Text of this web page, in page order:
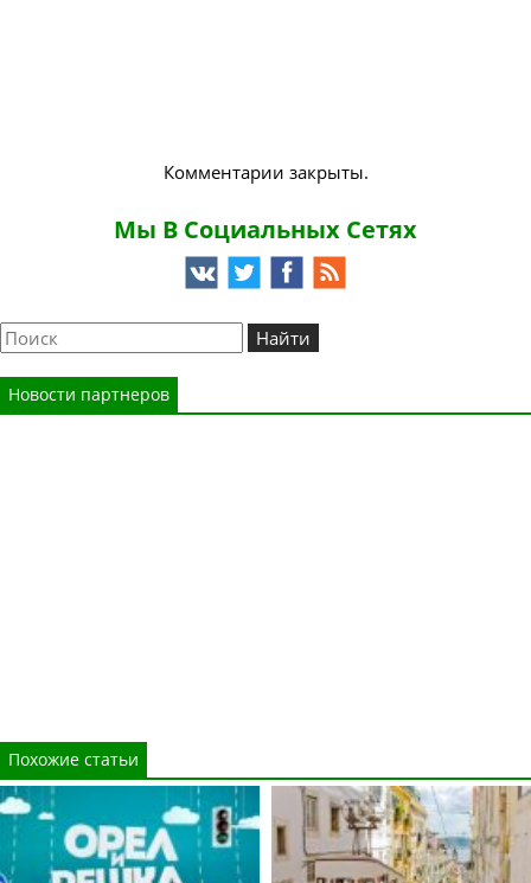
Комментарии закрыты.
Мы В Социальных Сетях
Новости партнеров
Похожие статьи